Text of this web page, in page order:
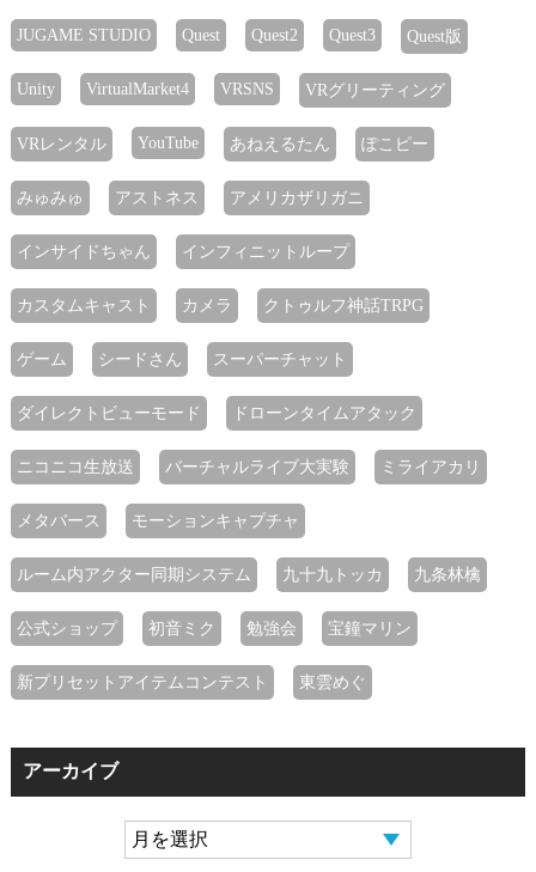
JUGAME STUDIO Quest Quest2 Quest3 Quest版
Unity VirtualMarket4 VRSNS VRグリーティング
VRレンタル YouTube あねえるたん ぽこピー
みゅみゅ アストネス アメリカザリガニ
インサイドちゃん インフィニットループ
カスタムキャスト カメラ クトゥルフ神話TRPG
ゲーム シードさん スーパーチャット
ダイレクトビューモード ドローンタイムアタック
ニコニコ生放送 バーチャルライブ大実験 ミライアカリ
メタバース モーションキャプチャ
ルーム内アクター同期システム 九十九トッカ 九条林檎
公式ショップ 初音ミク 勉強会 宝鐘マリン
新プリセットアイテムコンテスト 東雲めぐ
アーカイブ